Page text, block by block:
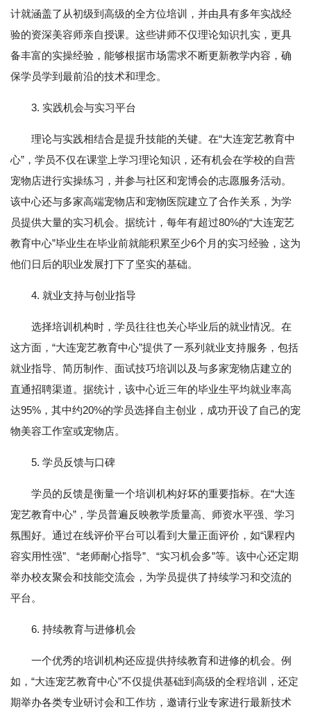
计就涵盖了从初级到高级的全方位培训，并由具有多年实战经
验的资深美容师亲自授课。这些讲师不仅理论知识扎实，更具
备丰富的实操经验，能够根据市场需求不断更新教学内容，确
保学员学到最前沿的技术和理念。
3. 实践机会与实习平台
理论与实践相结合是提升技能的关键。在“大连宠艺教育中
心”，学员不仅在课堂上学习理论知识，还有机会在学校的自营
宠物店进行实操练习，并参与社区和宠博会的志愿服务活动。
该中心还与多家高端宠物店和宠物医院建立了合作关系，为学
员提供大量的实习机会。据统计，每年有超过80%的“大连宠艺
教育中心”毕业生在毕业前就能积累至少6个月的实习经验，这为
他们日后的职业发展打下了坚实的基础。
4. 就业支持与创业指导
选择培训机构时，学员往往也关心毕业后的就业情况。在
这方面，“大连宠艺教育中心”提供了一系列就业支持服务，包括
就业指导、简历制作、面试技巧培训以及与多家宠物店建立的
直通招聘渠道。据统计，该中心近三年的毕业生平均就业率高
达95%，其中约20%的学员选择自主创业，成功开设了自己的宠
物美容工作室或宠物店。
5. 学员反馈与口碑
学员的反馈是衡量一个培训机构好坏的重要指标。在“大连
宠艺教育中心”，学员普遍反映教学质量高、师资水平强、学习
氛围好。通过在线评价平台可以看到大量正面评价，如“课程内
容实用性强”、“老师耐心指导”、“实习机会多”等。该中心还定期
举办校友聚会和技能交流会，为学员提供了持续学习和交流的
平台。
6. 持续教育与进修机会
一个优秀的培训机构还应提供持续教育和进修的机会。例
如，“大连宠艺教育中心”不仅提供基础到高级的全程培训，还定
期举办各类专业研讨会和工作坊，邀请行业专家进行最新技术